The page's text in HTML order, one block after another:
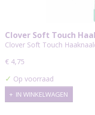
Clover Soft Touch
Clover Soft Touch
€ 4,75
✓ Op voorraad
IN WINKELWAGEN